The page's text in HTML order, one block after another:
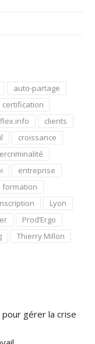
auto-partage
certification
clients
croissance
entreprise
formation
Lyon
Prod’Ergo
Thierry Millon
pour gérer la crise